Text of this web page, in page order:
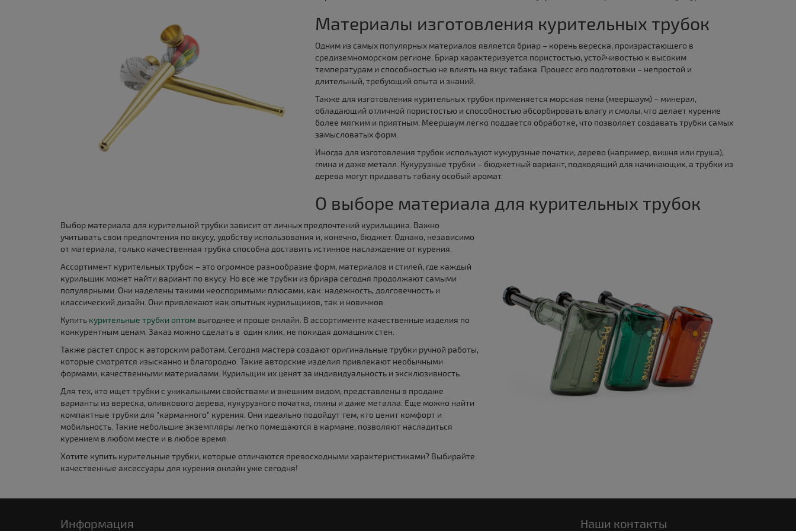
Материалы изготовления курительных трубок
Одним из самых популярных материалов является бриар – корень вереска, произрастающего в
средиземноморском регионе. Бриар характеризуется пористостью, устойчивостью к высоким
температурам и способностью не влиять на вкус табака. Процесс его подготовки – непростой и
длительный, требующий опыта и знаний.
Также для изготовления курительных трубок применяется морская пена (меершаум) – минерал,
обладающий отличной пористостью и способностью абсорбировать влагу и смолы, что делает курение
более мягким и приятным. Меершаум легко поддается обработке, что позволяет создавать трубки самых
замысловатых форм.
Иногда для изготовления трубок используют кукурузные початки, дерево (например, вишня или груша),
глина и даже металл. Кукурузные трубки – бюджетный вариант, подходящий для начинающих, а трубки из
дерева могут придавать табаку особый аромат.
О выборе материала для курительных трубок
Выбор материала для курительной трубки зависит от личных предпочтений курильщика. Важно
учитывать свои предпочтения по вкусу, удобству использования и, конечно, бюджет. Однако, независимо
от материала, только качественная трубка способна доставить истинное наслаждение от курения.
Ассортимент курительных трубок – это огромное разнообразие форм, материалов и стилей, где каждый
курильщик может найти вариант по вкусу. Но все же трубки из бриара сегодня продолжают самыми
популярными. Они наделены такими неоспоримыми плюсами, как: надежность, долговечность и
классический дизайн. Они привлекают как опытных курильщиков, так и новичков.
Купить курительные трубки оптом выгоднее и проще онлайн. В ассортименте качественные изделия по
конкурентным ценам. Заказ можно сделать в один клик, не покидая домашних стен.
Также растет спрос к авторским работам. Сегодня мастера создают оригинальные трубки ручной работы,
которые смотрятся изысканно и благородно. Такие авторские изделия привлекают необычными
формами, качественными материалами. Курильщик их ценят за индивидуальность и эксклюзивность.
Для тех, кто ищет трубки с уникальными свойствами и внешним видом, представлены в продаже
варианты из вереска, оливкового дерева, кукурузного початка, глины и даже металла. Еще можно найти
компактные трубки для "карманного" курения. Они идеально подойдут тем, кто ценит комфорт и
мобильность. Такие небольшие экземпляры легко помещаются в кармане, позволяют насладиться
курением в любом месте и в любое время.
Хотите купить курительные трубки, которые отличаются превосходными характеристиками? Выбирайте
качественные аксессуары для курения онлайн уже сегодня!
Информация Наши контакты